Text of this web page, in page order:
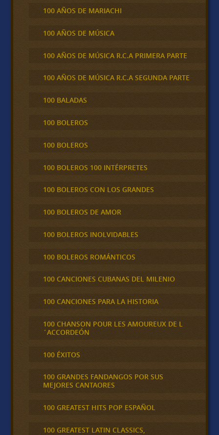
100 AÑOS DE MARIACHI
100 AÑOS DE MÚSICA
100 AÑOS DE MÚSICA R.C.A PRIMERA PARTE
100 AÑOS DE MÚSICA R.C.A SEGUNDA PARTE
100 BALADAS
100 BOLEROS
100 BOLEROS
100 BOLEROS 100 INTÉRPRETES
100 BOLEROS CON LOS GRANDES
100 BOLEROS DE AMOR
100 BOLEROS INOLVIDABLES
100 BOLEROS ROMÁNTICOS
100 CANCIONES CUBANAS DEL MILENIO
100 CANCIONES PARA LA HISTORIA
100 CHANSON POUR LES AMOUREUX DE L
´ACCORDEÓN
100 ÉXITOS
100 GRANDES FANDANGOS POR SUS
MEJORES CANTAORES
100 GREATEST HITS POP ESPAÑOL
100 GREATEST LATIN CLASSICS,